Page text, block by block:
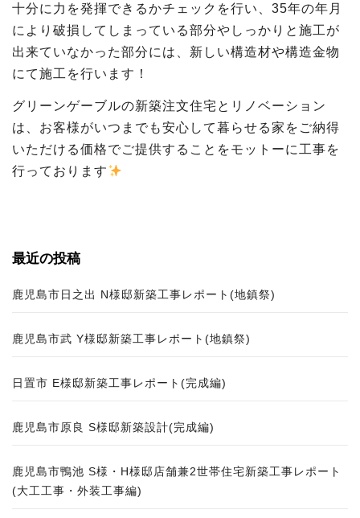
十分に力を発揮できるかチェックを行い、35年の年月
により破損してしまっている部分やしっかりと施工が
出来ていなかった部分には、新しい構造材や構造金物
にて施工を行います！
グリーンゲーブルの新築注文住宅とリノベーション
は、お客様がいつまでも安心して暮らせる家をご納得
いただける価格でご提供することをモットーに工事を
行っております
最近の投稿
鹿児島市日之出 N様邸新築工事レポート(地鎮祭)
鹿児島市武 Y様邸新築工事レポート(地鎮祭)
日置市 E様邸新築工事レポート(完成編)
鹿児島市原良 S様邸新築設計(完成編)
鹿児島市鴨池 S様・H様邸店舗兼2世帯住宅新築工事レポート
(大工工事・外装工事編)